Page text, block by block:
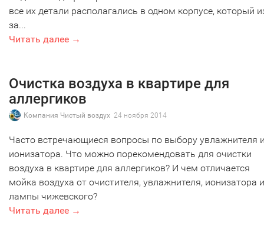
все их детали располагались в одном корпусе, который
за...
Читать далее →
Очистка воздуха в квартире для
аллергиков
Компания Чистый воздух 24 ноября 2014
Часто встречающиеся вопросы по выбору увлажнителя
ионизатора. Что можно порекомендовать для очистки
воздуха в квартире для аллергиков? И чем отличается
мойка воздуха от очистителя, увлажнителя, ионизатора и
лампы чижевского?
Читать далее →